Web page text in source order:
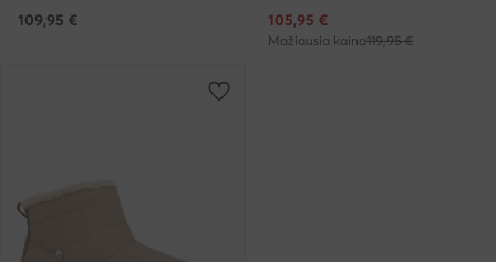
109,95 €
Dabartinė kaina
105,95 €
Mažiausia kaina119,95 €